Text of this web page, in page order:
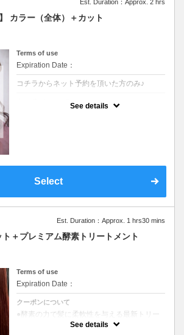
Est. Duration：Approx. 2 hrs
カラー（全体）＋カット
Terms of use
Expiration Date：
コチラからネット予約を頂いた方のみ♪
See details
Select
Est. Duration：Approx. 1 hrs30 mins
ト＋プレミアム酵素トリートメント
Terms of use
Expiration Date：
クーポンについて
●酵素の力で髪に柔軟性を与える最新トリー
トメント●ＳＢ込●長さ料金あり《こちらのク
ーポンご利用のお客様のみ》オリジナル酵素
See details